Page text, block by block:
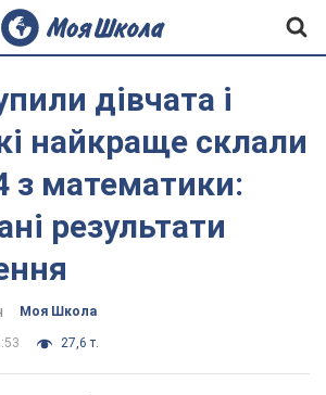
дівчата і
найкраще склали
з математики:
результати
Моя Школа
27,6 т.